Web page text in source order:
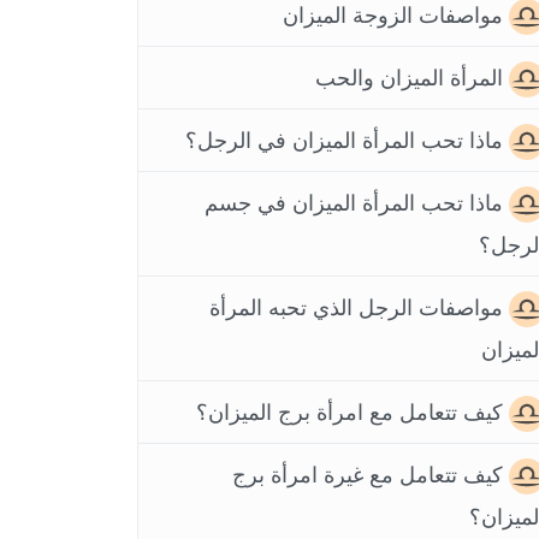
مواصفات الزوجة الميزان
المرأة الميزان والحب
ماذا تحب المرأة الميزان في الرجل؟
ماذا تحب المرأة الميزان في جسم
مواصفات الرجل الذي تحبه المرأة
كيف تتعامل مع امرأة برج الميزان؟
كيف تتعامل مع غيرة امرأة برج